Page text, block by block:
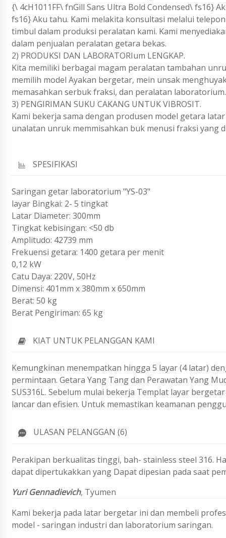
{\ 4cH1011FF\ fnGill Sans Ultra Bold Condensed\ fs16}
fs16} Aku tahu. Kami melakita konsultasi melalui
timbul dalam produksi peralatan kami. Kami
dalam penjualan peralatan getara bekas.
2) PRODUKSI DAN LABORATORIum LENGKAP.
Kita memiliki berbagai magam peralatan tambahan
memilih model Ayakan bergetar, mein unsak
memasahkan serbuk fraksi, dan peralatan laboratorium.
3) PENGIRIMAN SUKU CAKANG UNTUK VIBROSIT.
Kami bekerja sama dengan produsen model getara
unalatan unruk memmisahkan buk menusi fraksi yang
SPESIFIKASI
Saringan getar laboratorium "YS-03"
layar Bingkai: 2- 5 tingkat
Latar Diameter: 300mm
Tingkat kebisingan: <50 db
Amplitudo: 42739 mm
Frekuensi getara: 1400 getara per menit
0,12 kW
Catu Daya: 220V, 50Hz
Dimensi: 401mm x 380mm x 650mm
Berat: 50 kg
Berat Pengiriman: 65 kg
KIAT UNTUK PELANGGAN KAMI
Kemungkinan menempatkan hingga 5 layar (4 latar)
permintaan. Getara Yang Tang dan Perawatan Yang
SUS316L. Sebelum mulai bekerja Templat layar
lancar dan efisien. Untuk memastikan keamanan
ULASAN PELANGGAN (6)
Perakipan berkualitas tinggi, bah- stainless steel 316.
dapat dipertukakkan yang Dapat dipesian pada saat
Yuri Gennadievich, Tyumen
Kami bekerja pada latar bergetar ini dan membeli
model - saringan industri dan laboratorium saringan.